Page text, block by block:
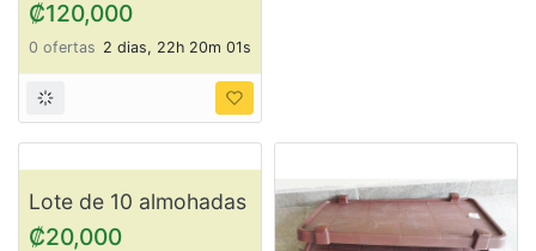
Trinchante, madera
sólida ItemSD2
₡120,000
Juego de Comedor
ItemSD1
₡120,000